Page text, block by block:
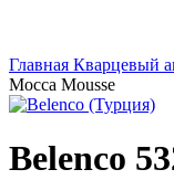
Главная Кварцевый
Mocca Mousse
Belenco